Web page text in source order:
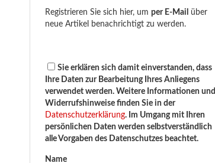
Registrieren Sie sich hier, umper E-Mail
über
neue Artikel benachrichtigt zu werden.
Sie erklären sich damit einverstanden, dass
Ihre Daten zur Bearbeitung Ihres Anliegens
verwendet werden. Weitere Informationen und
Widerrufshinweise finden Sie in der
Datenschutzerklärung. Im Umgang mit Ihren
persönlichen Daten werden selbstverständlich
alle Vorgaben des Datenschutzes beachtet.
Name